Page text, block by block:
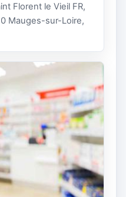
Florent le Vieil FR,
Mauges-sur-Loire,